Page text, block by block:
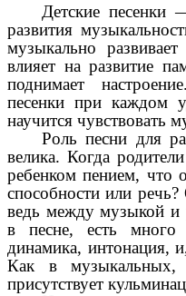
Детские песенки
развития
музыкально
влияет на развитие
поднимает
песенки при каждом
научится чувствовать
Роль песни для
велика. Когда
ребенком пением, что
способности или
ведь между музыкой и
в песне, есть
динамика, интонация,
Как в
присутствует